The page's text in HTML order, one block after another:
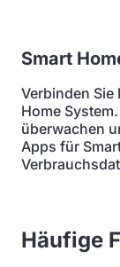
Smart
Verbinden Sie
Home
überwachen
Apps für
Häufige